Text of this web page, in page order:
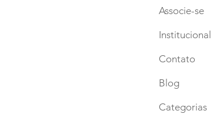
Associe-se
Institucional
Contato
Blog
Categorias